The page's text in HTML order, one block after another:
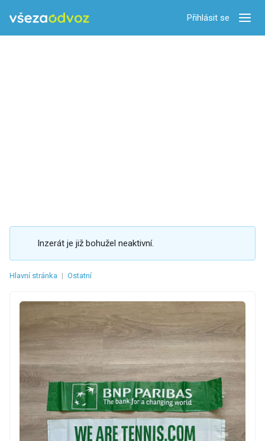
Přihlásit se
Inzerát je již bohužel neaktivní.
Hlavní stránka | Ostatní